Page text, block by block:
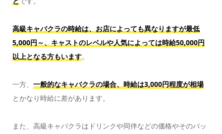
高級キャバクラの時給は、お店によっても異なりますが最低
5,000円～、キャストのレベルや人気によっては時給50,000円
以上となる方もいます。
一方、 一般的なキャバクラの場合、時給は3,000円程度が相場
とかなり時給に差があります。
また、高級キャバクラはドリンクや同伴などの価格やそのバッ